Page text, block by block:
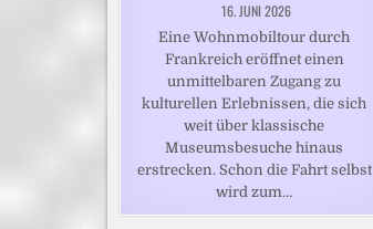
16. JUNI 2026
Eine Wohnmobiltour durch
Frankreich eröffnet einen
unmittelbaren Zugang zu
kulturellen Erlebnissen, die sich
weit über klassische
Museumsbesuche hinaus
erstrecken. Schon die Fahrt selbst
wird zum…